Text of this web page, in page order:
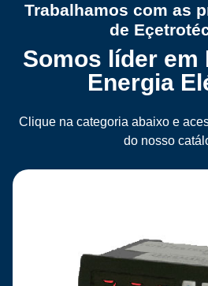
Trabalhamos com as
de
Somos líder em
Energia
Clique na categoria abaixo e
do nosso